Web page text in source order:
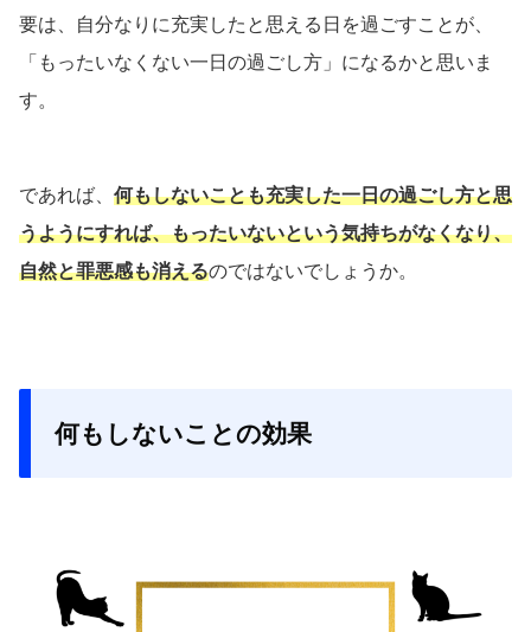
要は、自分なりに充実したと思える日を過ごすことが、
「もったいなくない一日の過ごし方」になるかと思いま
す。
であれば、 何もしないことも充実した一日の過ごし方と思
うようにすれば、もったいないという気持ちがなくなり、
自然と罪悪感も消えるのではないでしょうか。
何もしないことの効果